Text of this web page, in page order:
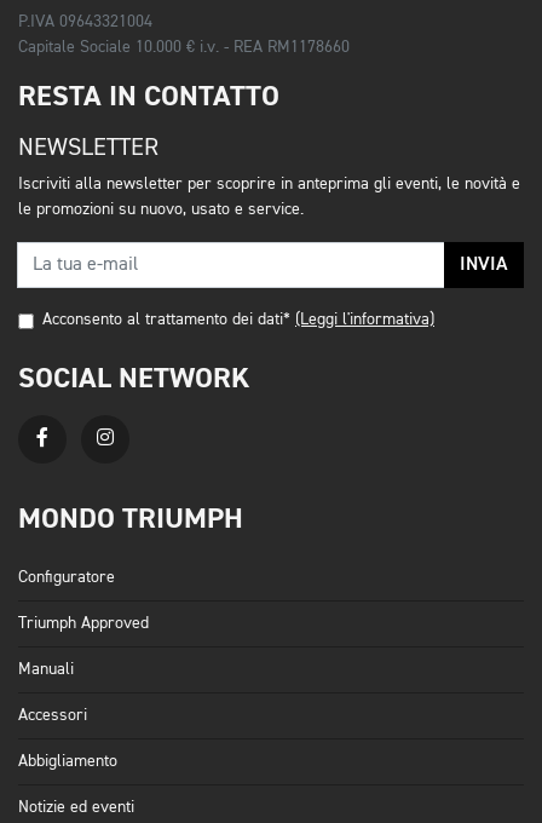
P.IVA 09643321004
Capitale Sociale 10.000 € i.v. - REA RM1178660
RESTA IN CONTATTO
NEWSLETTER
Iscriviti alla newsletter per scoprire in anteprima gli eventi, le novità e
le promozioni su nuovo, usato e service.
INVIA
Acconsento al trattamento dei dati* (Leggi l'informativa)
SOCIAL NETWORK
MONDO TRIUMPH
Configuratore
Triumph Approved
Manuali
Accessori
Abbigliamento
Notizie ed eventi